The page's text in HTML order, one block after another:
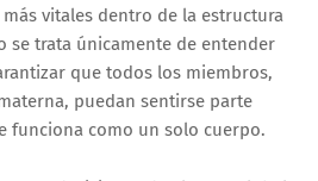
vitales dentro de la estructura
se trata únicamente de entender
que todos los miembros,
puedan sentirse parte
funciona como un solo cuerpo.